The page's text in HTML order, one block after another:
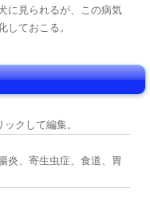
に見られるが、この病気
しておこる。
クして編集。
炎、寄生虫症、食道、胃